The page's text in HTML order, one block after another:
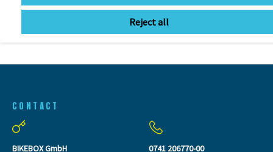
CONTACT
BIKEBOX GmbH
0741 206770-00
Reject all